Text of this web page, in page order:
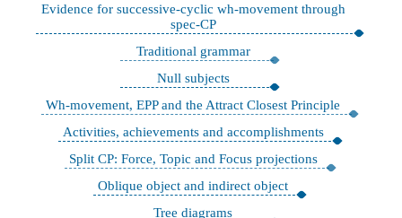
Evidence for successive-cyclic wh-movement through
spec-CP
Traditional grammar
Null subjects
Wh-movement, EPP and the Attract Closest Principle
Activities, achievements and accomplishments
Split CP: Force, Topic and Focus projections
Oblique object and indirect object
Tree diagrams